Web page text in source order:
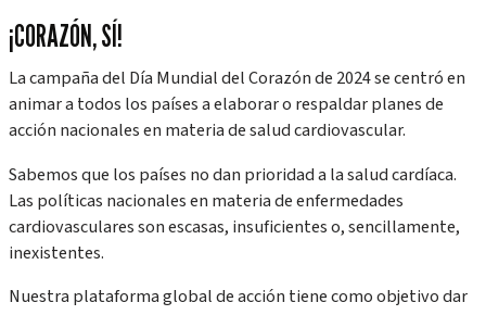
¡CORAZÓN, SÍ!
La campaña del Día Mundial del Corazón de 2024 se centró en
animar a todos los países a elaborar o respaldar planes de
acción nacionales en materia de salud cardiovascular.
Sabemos que los países no dan prioridad a la salud cardíaca.
Las políticas nacionales en materia de enfermedades
cardiovasculares son escasas, insuficientes o, sencillamente,
inexistentes.
Nuestra plataforma global de acción tiene como objetivo dar